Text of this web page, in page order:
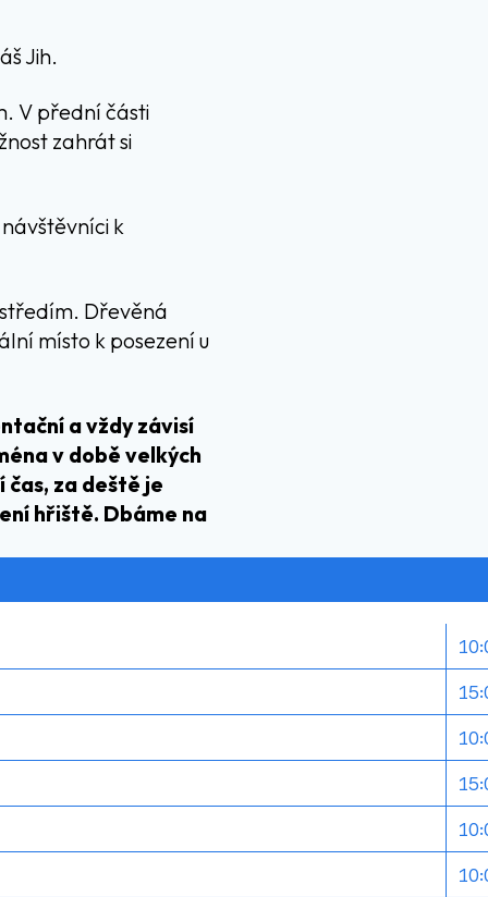
Jih.
V přední části
zahrát si
k
Dřevěná
místo k posezení u
a vždy závisí
v době velkých
za deště je
hřiště. Dbáme na